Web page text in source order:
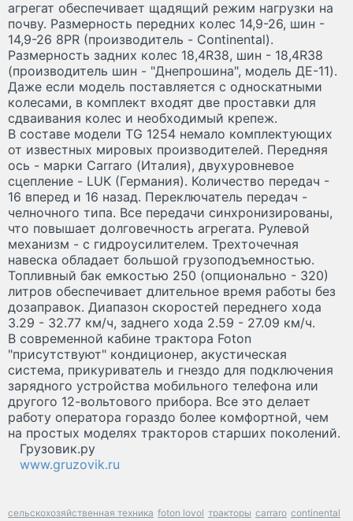
агрегат обеспечивает щадящий режим нагрузки на
почву. Размерность передних колес 14,9-26, шин -
14,9-26 8PR (производитель - Continental).
Размерность задних колес 18,4R38, шин - 18,4R38
(производитель шин - "Днепрошина", модель ДЕ-11).
Даже если модель поставляется с односкатными
колесами, в комплект входят две проставки для
сдваивания колес и необходимый крепеж.
В составе модели TG 1254 немало комплектующих
от известных мировых производителей. Передняя
ось - марки Carraro (Италия), двухуровневое
сцепление - LUK (Германия). Количество передач -
16 вперед и 16 назад. Переключатель передач -
челночного типа. Все передачи синхронизированы,
что повышает долговечность агрегата. Рулевой
механизм - с гидроусилителем. Трехточечная
навеска обладает большой грузоподъемностью.
Топливный бак емкостью 250 (опционально - 320)
литров обеспечивает длительное время работы без
дозаправок. Диапазон скоростей переднего хода
3.29 - 32.77 км/ч, заднего хода 2.59 - 27.09 км/ч.
В современной кабине трактора Foton
"присутствуют" кондиционер, акустическая
система, прикуриватель и гнездо для подключения
зарядного устройства мобильного телефона или
другого 12-вольтового прибора. Все это делает
работу оператора гораздо более комфортной, чем
на простых моделях тракторов старших поколений.
Грузовик.ру
www.gruzovik.ru
сельскохозяйственная техника foton lovol тракторы carraro continental